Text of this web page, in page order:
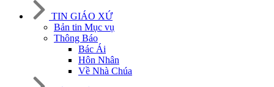
TIN GIÁO XỨ
Bản tin Mục vụ
Thông Báo
Bác Ái
Hôn Nhân
Về Nhà Chúa